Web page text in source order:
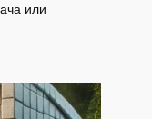
или